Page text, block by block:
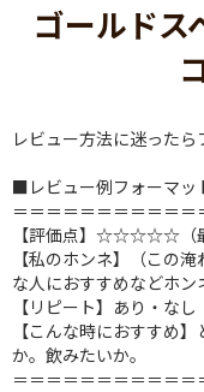
ゴールドス
レビュー方法に迷った
■レビュー例フォーマッ
＝＝＝＝＝＝＝＝＝＝＝
【評価点】☆☆☆☆☆（最
【私のホンネ】（この
な人におすすめなどホン
【リピート】あり・な
【こんな時におすすめ
か。飲みたいか。
＝＝＝＝＝＝＝＝＝＝＝